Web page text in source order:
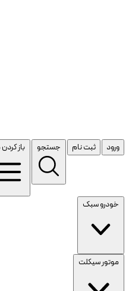
ورود ثبت نام جستجو باز
خودرو سبک
موتور سیکلت